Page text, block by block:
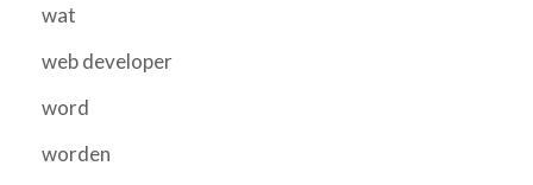
wat
web developer
word
worden